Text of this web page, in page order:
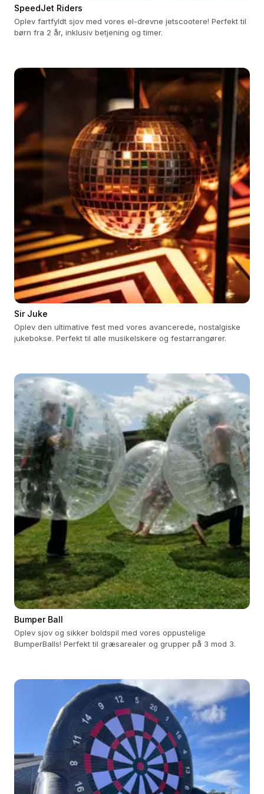
SpeedJet Riders
Oplev fartfyldt sjov med vores el-drevne jetscootere! Perfekt til
børn fra 2 år, inklusiv betjening og timer.
Sir Juke
Oplev den ultimative fest med vores avancerede, nostalgiske
jukebokse. Perfekt til alle musikelskere og festarrangører.
Bumper Ball
Oplev sjov og sikker boldspil med vores oppustelige
BumperBalls! Perfekt til græsarealer og grupper på 3 mod 3.